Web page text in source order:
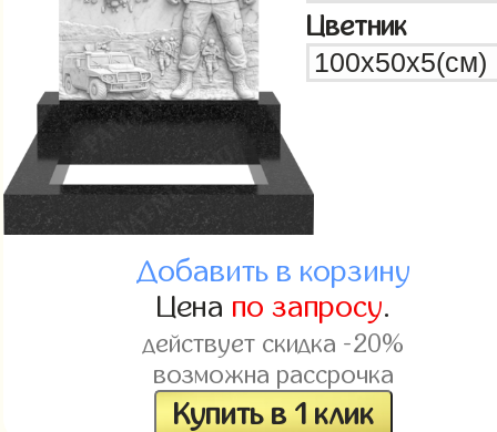
Цветник
Добавить в корзину
Цена по запросу.
действует скидка -20%
возможна рассрочка
Купить в 1 клик